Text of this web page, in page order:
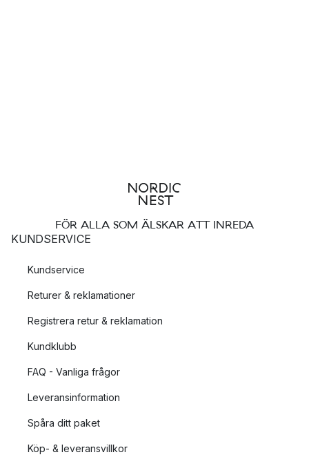
FÖR ALLA SOM ÄLSKAR ATT INREDA
KUNDSERVICE
Kundservice
Returer & reklamationer
Registrera retur & reklamation
Kundklubb
FAQ - Vanliga frågor
Leveransinformation
Spåra ditt paket
Köp- & leveransvillkor